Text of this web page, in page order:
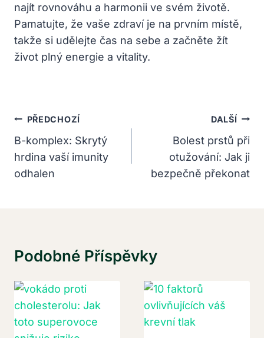
najít rovnováhu a harmonii ve svém životě.
Pamatujte, že vaše zdraví je na prvním místě,
takže si udělejte čas na sebe a začněte žít
život plný energie a vitality.
Navigace
Pro
Příspěvek
PŘEDCHOZÍ
B-komplex: Skrytý
hrdina vaší imunity
odhalen
DALŠÍ
Bolest prstů při
otužování: Jak ji
bezpečně překonat
Podobné Příspěvky